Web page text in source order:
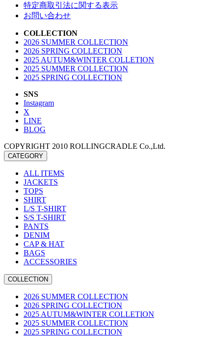
特定商取引法に関する表示
お問い合わせ
COLLECTION
2026 SUMMER COLLECTION
2026 SPRING COLLECTION
2025 AUTUM&WINTER COLLETION
2025 SUMMER COLLECTION
2025 SPRING COLLECTION
SNS
Instagram
X
LINE
BLOG
COPYRIGHT 2010 ROLLINGCRADLE Co.,Ltd.
CATEGORY
ALL ITEMS
JACKETS
TOPS
SHIRT
L/S T-SHIRT
S/S T-SHIRT
PANTS
DENIM
CAP & HAT
BAGS
ACCESSORIES
COLLECTION
2026 SUMMER COLLECTION
2026 SPRING COLLECTION
2025 AUTUM&WINTER COLLETION
2025 SUMMER COLLECTION
2025 SPRING COLLECTION